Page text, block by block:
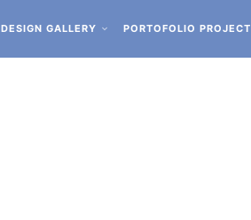
DESIGN GALLERY PORTOFOLIO PROJECT